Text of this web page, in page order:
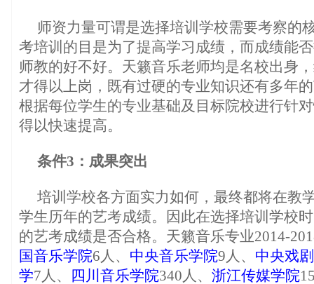
师资力量可谓是选择培训学校需要考察的
考培训的目是为了提高学习成绩，而成绩能
师教的好不好。天籁音乐老师均是名校出身
才得以上岗，既有过硬的专业知识还有多年
根据每位学生的专业基础及目标院校进行针
得以快速提高。
条件3：成果突出
培训学校各方面实力如何，最终都将在教
学生历年的艺考成绩。因此在选择培训学校
的艺考成绩是否合格。天籁音乐专业2014-
国音乐学院6人、 中央音乐学院9人、 中央戏
学7人、 四川音乐学院340人、 浙江传媒学院